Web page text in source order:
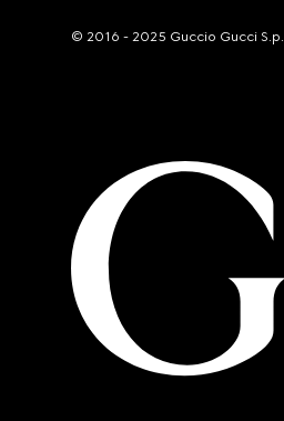
© 2016 - 2025 Guccio Gucci